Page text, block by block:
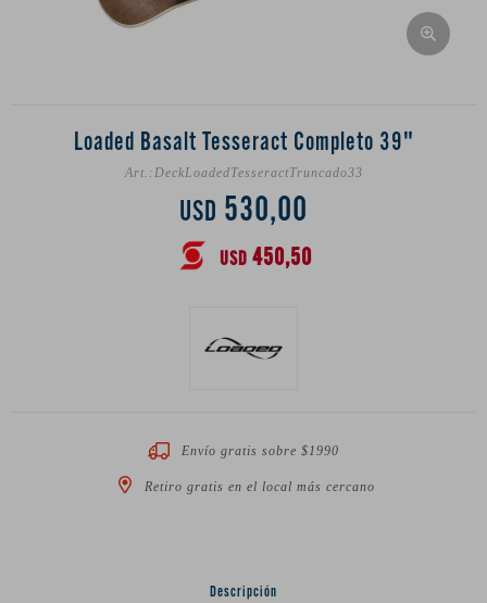
Loaded Basalt Tesseract Completo 39"
DeckLoadedTesseractTruncado33
USD 530,00
USD 450,50
Envío gratis sobre $1990
Retiro gratis en el local más cercano
Descripción